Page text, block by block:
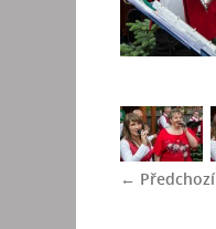
← Předchozí